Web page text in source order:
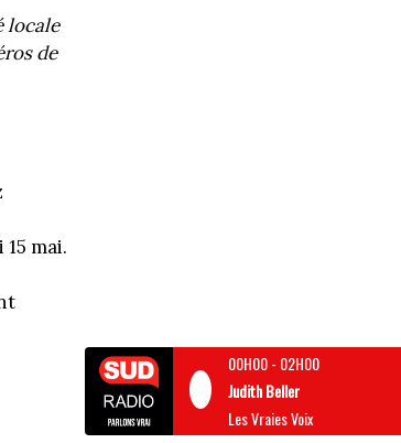
locale
de
mai.
00H00- 02H00
Judith Beller
Les Vraies Voix